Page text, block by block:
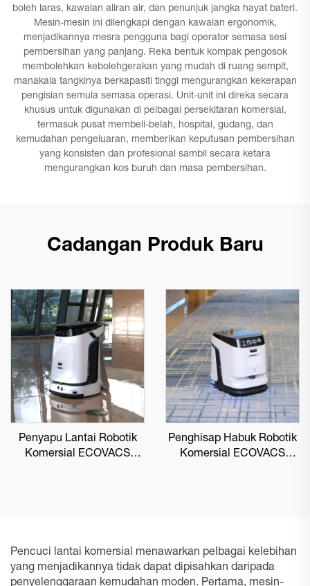
boleh laras, kawalan aliran air, dan penunjuk jangka hayat bateri.
Mesin-mesin ini dilengkapi dengan kawalan ergonomik,
menjadikannya mesra pengguna bagi operator semasa sesi
pembersihan yang panjang. Reka bentuk kompak pengosok
membolehkan kebolehgerakan yang mudah di ruang sempit,
manakala tangkinya berkapasiti tinggi mengurangkan kekerapan
pengisian semula semasa operasi. Unit-unit ini direka secara
khusus untuk digunakan di pelbagai persekitaran komersial,
termasuk pusat membeli-belah, hospital, gudang, dan
kemudahan pengeluaran, memberikan keputusan pembersihan
yang konsisten dan profesional sambil secara ketara
mengurangkan kos buruh dan masa pembersihan.
Cadangan Produk Baru
Penyapu Lantai Robotik
Komersial ECOVACS
Penghisap Habuk Robotik
Komersial ECOVACS
Pencuci lantai komersial menawarkan pelbagai kelebihan
yang menjadikannya tidak dapat dipisahkan daripada
penyelenggaraan kemudahan moden. Pertama, mesin-